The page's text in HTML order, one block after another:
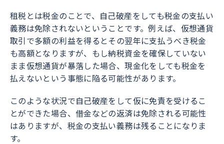
租税とは税金のことで、自己破産をしても税金の支払い
義務は免除されないということです。例えば、仮想通貨
取引で多額の利益を得るとその翌年に支払うべき税金
も高額となりますが、もし納税資金を確保していない
まま仮想通貨が暴落した場合、現金化をしても税金を
払えないという事態に陥る可能性があります。
このような状況で自己破産をして仮に免責を受けるこ
とができた場合、借金などの返済は免除される可能性
はありますが、税金の支払い義務は残ることになりま
す。